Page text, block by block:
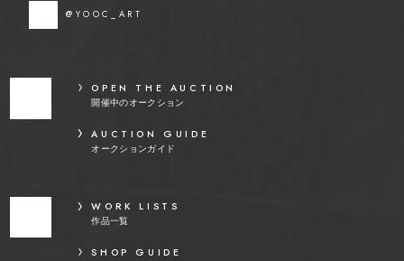
@YOOC_ART
OPEN THE AUCTION
開催中のオークション
AUCTION GUIDE
オークションガイド
WORK LISTS
作品一覧
SHOP GUIDE